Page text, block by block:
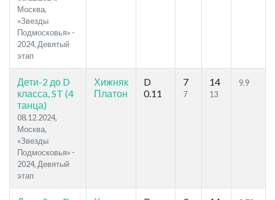
Москва,
«Звезды
Подмосковья» -
2024, Девятый
этап
Дети-2 до D
класса, ST (4
танца)
08.12.2024,
Москва,
«Звезды
Подмосковья» -
2024, Девятый
этап
Хижняк
Платон
D
0.11
7
7
14
13
9.9